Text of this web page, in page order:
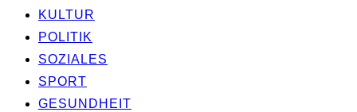
KUL­TUR
POLI­TIK
SOZIA­LES
SPORT
GESUND­HEIT